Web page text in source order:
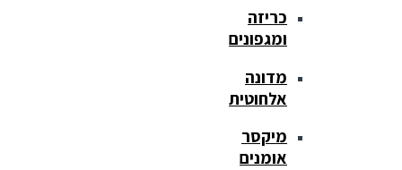
כריזה
ומגפונים
מדונה
אלחוטית
מיקסר
אומנים